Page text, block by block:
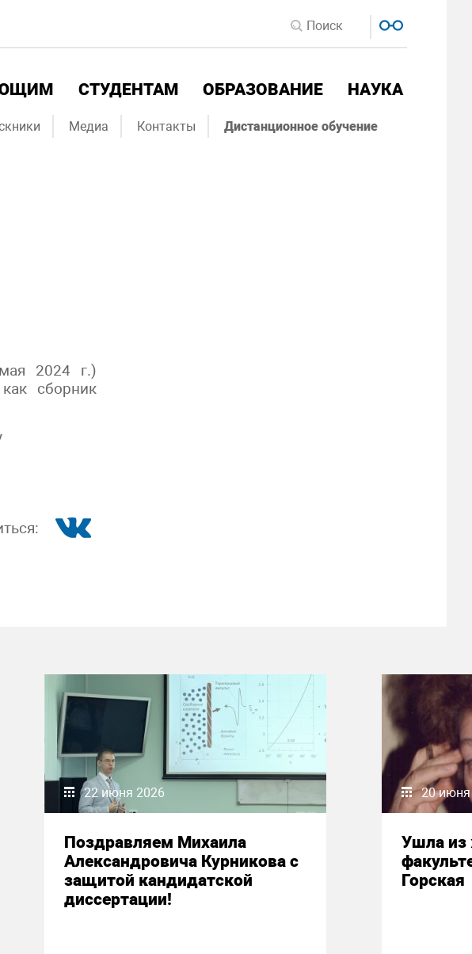
СТУДЕНТАМ ОБРАЗОВАНИЕ НАУКА
Медиа Контакты Дистанционное обучение
2024 г.)
сборник
22 июня 2026
Поздравляем Михаила
Александровича Курникова с
защитой кандидатской
диссертации!
20
Ушла из
Горская